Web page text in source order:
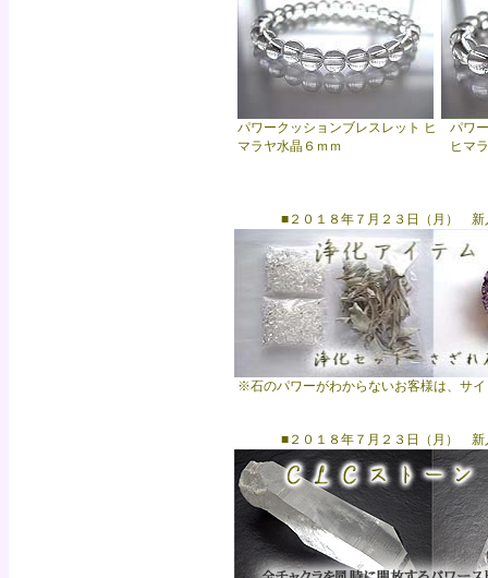
パワークッションブレスレット ヒ
マラヤ水晶６ｍｍ
パワ
ヒマ
■２０１８年７月２３日（月） 新入
※石のパワーがわからないお客様は、サ
■２０１８年７月２３日（月） 新入